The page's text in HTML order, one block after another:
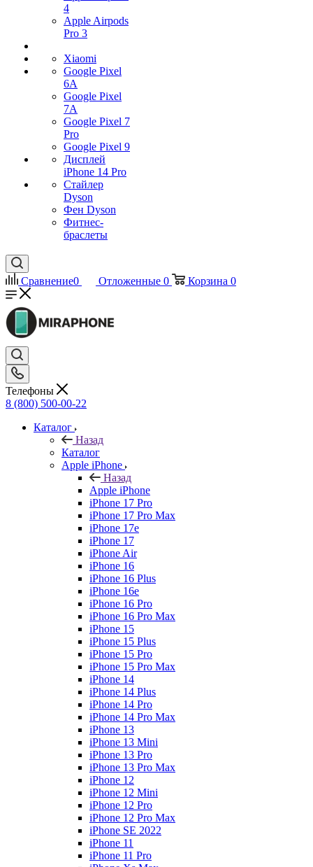
4
Apple Airpods
Pro 3
Xiaomi
Google Pixel
6A
Google Pixel
7А
Google Pixel 7
Pro
Google Pixel 9
Дисплей
iPhone 14 Pro
Стайлер
Dyson
Фен Dyson
Фитнес-
браслеты
Сравнение0 Отложенные 0 Корзина 0
Телефоны
8 (800) 500-00-22
Каталог
Назад
Каталог
Apple iPhone
Назад
Apple iPhone
iPhone 17 Pro
iPhone 17 Pro Max
iPhone 17e
iPhone 17
iPhone Air
iPhone 16
iPhone 16 Plus
iPhone 16e
iPhone 16 Pro
iPhone 16 Pro Max
iPhone 15
iPhone 15 Plus
iPhone 15 Pro
iPhone 15 Pro Max
iPhone 14
iPhone 14 Plus
iPhone 14 Pro
iPhone 14 Pro Max
iPhone 13
iPhone 13 Mini
iPhone 13 Pro
iPhone 13 Pro Max
iPhone 12
iPhone 12 Mini
iPhone 12 Pro
iPhone 12 Pro Max
iPhone SE 2022
iPhone 11
iPhone 11 Pro